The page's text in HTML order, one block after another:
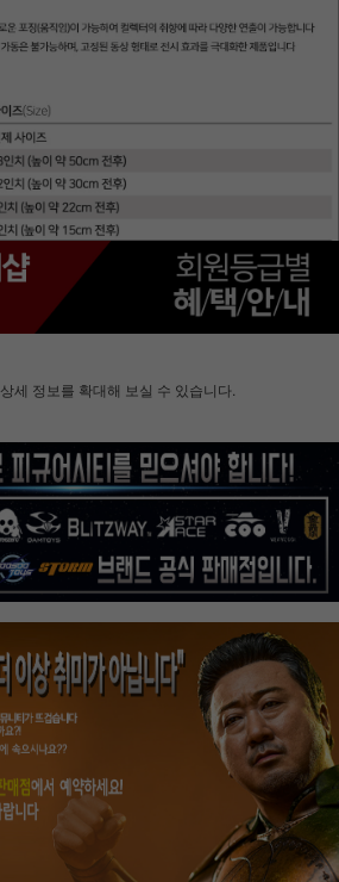
상세 정보를 확대해 보실 수 있습니다.